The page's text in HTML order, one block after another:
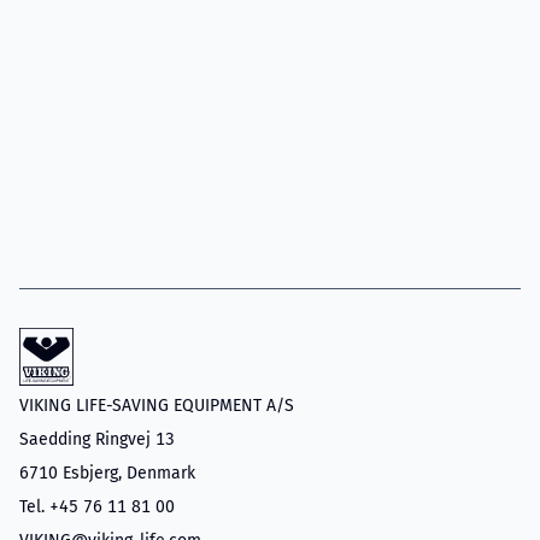
VIKING LIFE-SAVING EQUIPMENT A/S
Saedding Ringvej 13
6710 Esbjerg, Denmark
Tel. +45 76 11 81 00